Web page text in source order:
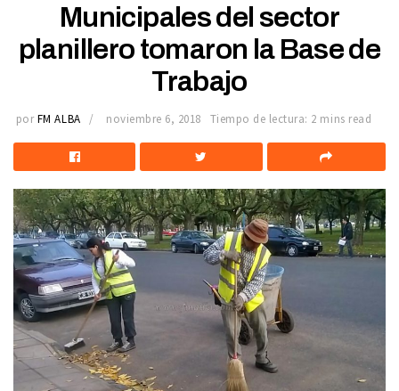
Municipales del sector
planillero tomaron la Base de
Trabajo
por FM ALBA noviembre 6, 2018 Tiempo de lectura: 2 mins read